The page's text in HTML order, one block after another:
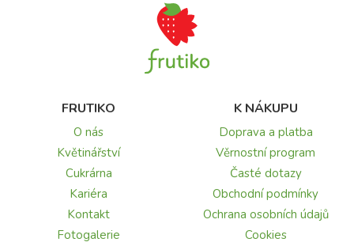
FRUTIKO
O nás
Květinářství
Cukrárna
Kariéra
Kontakt
Fotogalerie
K NÁKUPU
Doprava a platba
Věrnostní program
Časté dotazy
Obchodní podmínky
Ochrana osobních údajů
Cookies